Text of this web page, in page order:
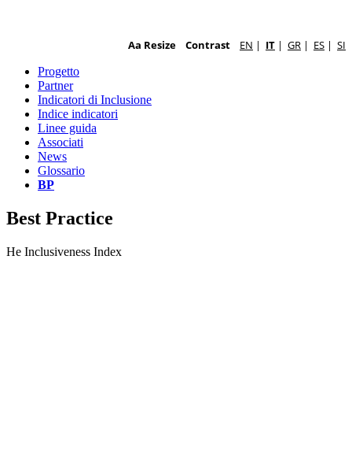
Aa Resize Contrast EN | IT | GR | ES | SI
Progetto
Partner
Indicatori di Inclusione
Indice indicatori
Linee guida
Associati
News
Glossario
BP
Best Practice
He Inclusiveness Index